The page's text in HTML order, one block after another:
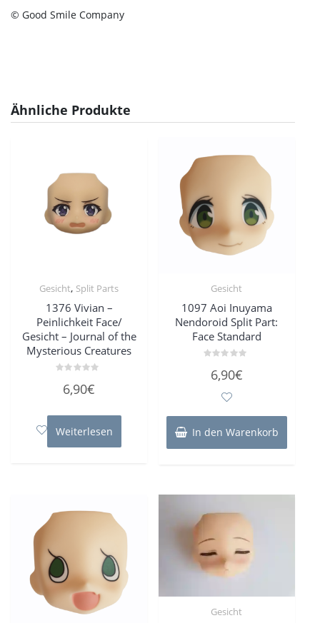
© Good Smile Company
Ähnliche Produkte
Gesicht, Split Parts
1376 Vivian –
Peinlichkeit Face/
Gesicht – Journal of the
Mysterious Creatures
mit
5
6,90€
Weiterlesen
Gesicht
1097 Aoi Inuyama
Nendoroid Split Part:
Face Standard
mit6,90€
In den Warenkorb
Gesicht